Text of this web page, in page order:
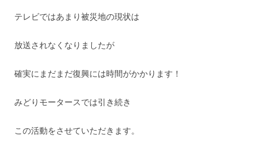
テレビではあまり被災地の現状は
放送されなくなりましたが
確実にまだまだ復興には時間がかかります！
みどりモータースでは引き続き
この活動をさせていただきます。